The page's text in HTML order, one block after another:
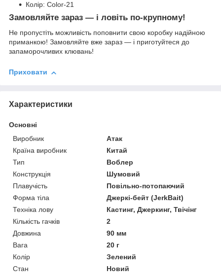
Колір: Color-21
Замовляйте зараз — і ловіть по-крупному!
Не пропустіть можливість поповнити свою коробку надійною
приманкою! Замовляйте вже зараз — і приготуйтеся до
запаморочливих клювань!
Приховати
Характеристики
Основні
Виробник
Атак
Країна виробник
Китай
Тип
Воблер
Конструкція
Шумовий
Плавучість
Повільно-потопаючий
Форма тіла
Джеркі-бейт (JerkBait)
Техніка лову
Кастинг, Джеркинг, Твічінг
Кількість гачків
2
Довжина
90 мм
Вага
20 г
Колір
Зелений
Стан
Новий